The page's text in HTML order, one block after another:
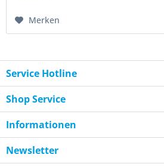
Merken
Service Hotline
Shop Service
Informationen
Newsletter